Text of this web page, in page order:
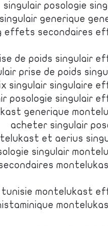
singulair posologie
singulair generique
effets secondaires
de poids singulair
prise de poids
singulair singulaire
posologie singulair
generique
acheter singulair
et aerius
singulair
tunisie montelukast